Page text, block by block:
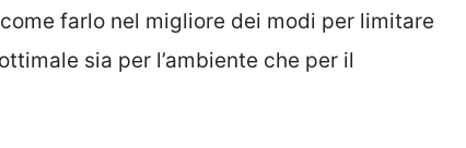
farlo nel migliore dei modi per limitare
sia per l’ambiente che per il